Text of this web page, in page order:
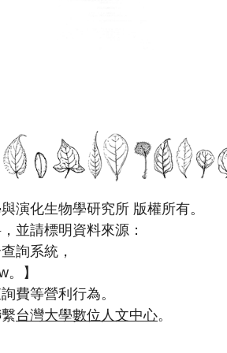
演化生物學研究所 版權所有。
並請標明資料來源：
詢系統，
】
費等營利行為。
台灣大學數位人文中心。